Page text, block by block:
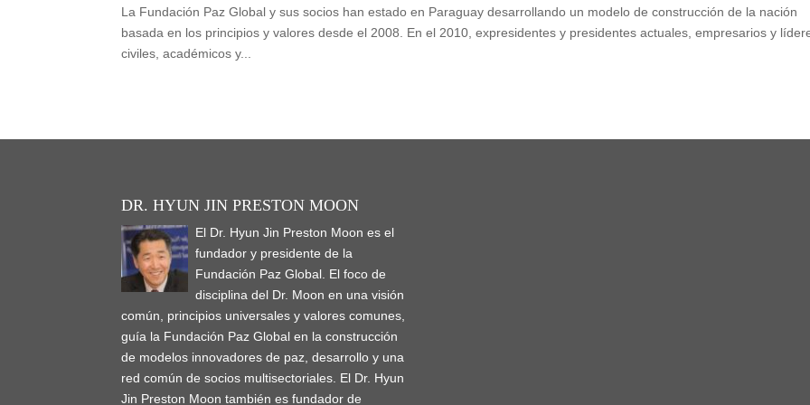
La Fundación Paz Global y sus socios han estado en Paraguay desarrollando un modelo de construcción de la nación
basada en los principios y valores desde el 2008. En el 2010, expresidentes y presidentes actuales, empresarios y
civiles, académicos y...
DR. HYUN JIN PRESTON MOON
El Dr. Hyun Jin Preston Moon es el
fundador y presidente de la
Fundación Paz Global. El foco de
disciplina del Dr. Moon en una visión
común, principios universales y valores comunes,
guía la Fundación Paz Global en la construcción
de modelos innovadores de paz, desarrollo y una
red común de socios multisectoriales. El Dr. Hyun
Jin Preston Moon también es fundador de